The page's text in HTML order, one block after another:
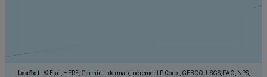
Leaflet
© Esri, HERE, Garmin, Intermap, increment P Corp., GEBCO, USGS, FAO, NPS,